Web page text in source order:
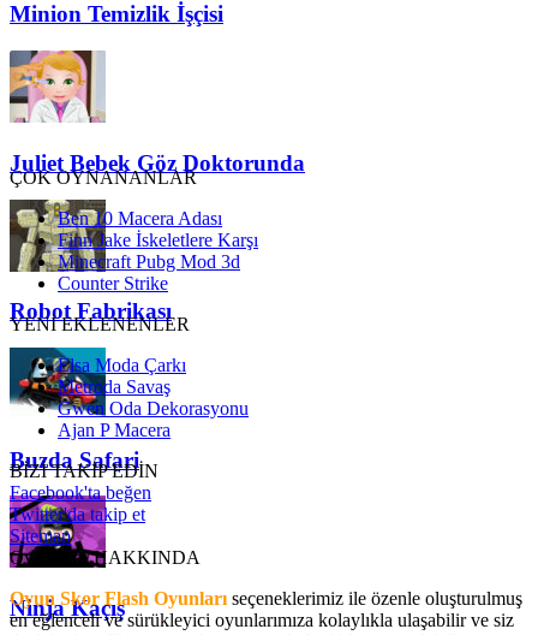
Minion Temizlik İşçisi
Juliet Bebek Göz Doktorunda
Robot Fabrikası
Buzda Safari
Ninja Kaçış
ÇOK OYNANANLAR
Ben 10 Macera Adası
Finn Jake İskeletlere Karşı
Minecraft Pubg Mod 3d
Counter Strike
YENİ EKLENENLER
Elsa Moda Çarkı
Metroda Savaş
Gwen Oda Dekorasyonu
Ajan P Macera
BİZİ TAKİP EDİN
Facebook'ta beğen
Twitter'da takip et
Sitemap
OyunSkor HAKKINDA
Oyun Skor Flash Oyunları seçeneklerimiz ile özenle oluşturulmuş
en eğlenceli ve sürükleyici oyunlarımıza kolaylıkla ulaşabilir ve siz